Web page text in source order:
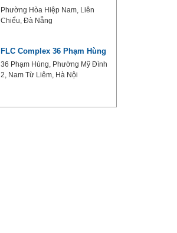
Phường Hòa Hiệp Nam, Liên
Chiểu, Đà Nẵng
FLC Complex 36 Phạm Hùng
36 Phạm Hùng, Phường Mỹ Đình
2, Nam Từ Liêm, Hà Nội